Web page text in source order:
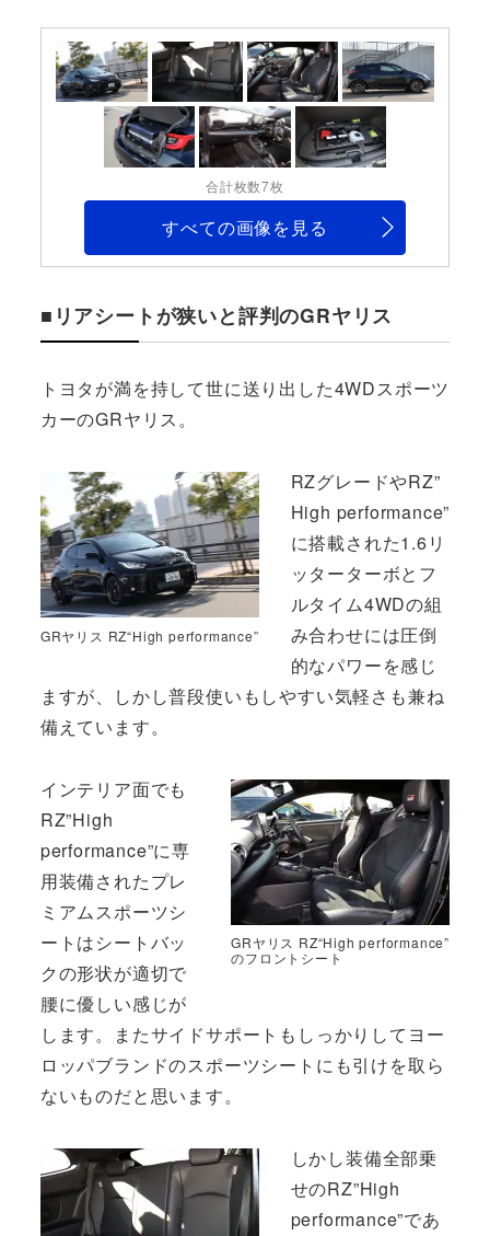
合計枚数7枚
すべての画像を見る
■リアシートが狭いと評判のGRヤリス
トヨタが満を持して世に送り出した4WDスポーツ
カーのGRヤリス。
GRヤリス RZ“High performance”
RZグレードやRZ”
High performance”
に搭載された1.6リ
ッターターボとフ
ルタイム4WDの組
み合わせには圧倒
的なパワーを感じ
ますが、しかし普段使いもしやすい気軽さも兼ね
備えています。
GRヤリス RZ“High performance”
のフロントシート
インテリア面でも
RZ”High
performance”に専
用装備されたプレ
ミアムスポーツシ
ートはシートバッ
クの形状が適切で
腰に優しい感じが
します。またサイドサポートもしっかりしてヨー
ロッパブランドのスポーツシートにも引けを取ら
ないものだと思います。
しかし装備全部乗
せのRZ”High
performance”であ